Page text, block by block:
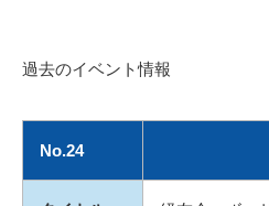
過去のイベント情報
No.24